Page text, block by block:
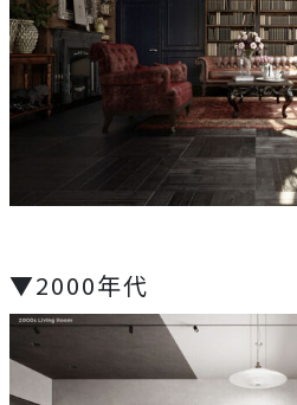
▼2000年代